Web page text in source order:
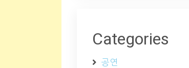
Categories
공연